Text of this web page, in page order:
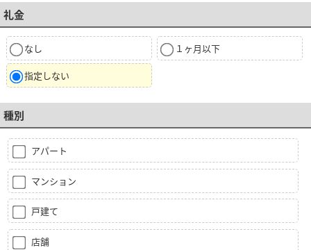
礼金
なし １ヶ月以下
指定しない
種別
アパート
マンション
戸建て
店舗